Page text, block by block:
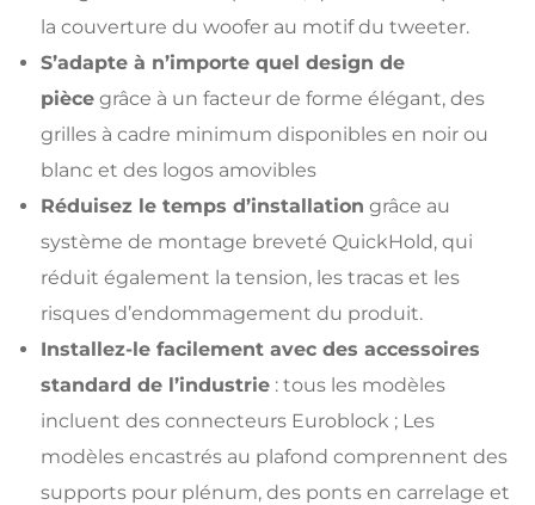
la couverture du woofer au motif du tweeter.
S’adapte à n’importe quel design de
pièce grâce à un facteur de forme élégant, des
grilles à cadre minimum disponibles en noir ou
blanc et des logos amovibles
Réduisez le temps d’installation grâce au
système de montage breveté QuickHold, qui
réduit également la tension, les tracas et les
risques d’endommagement du produit.
Installez-le facilement avec des accessoires
standard de l’industrie : tous les modèles
incluent des connecteurs Euroblock ; Les
modèles encastrés au plafond comprennent des
supports pour plénum, ​​des ponts en carrelage et